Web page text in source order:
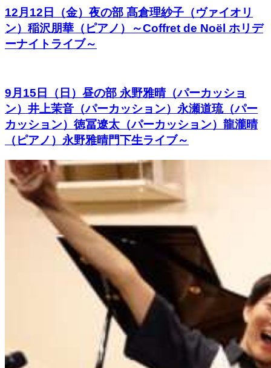
12月12日（金）夜の部 髙倉理紗子（ヴァイオリ
ン）稲沢朋華（ピアノ）～Coffret de Noël ホリデ
ーナイトライブ～
9月15日（日）昼の部 永野雅晴（パーカッショ
ン）井上茉音（パーカッション）永瀬道琉（パー
カッション）徳冨遼太（パーカッション）龍瀧晴
（ピアノ）永野雅晴門下生ライブ～